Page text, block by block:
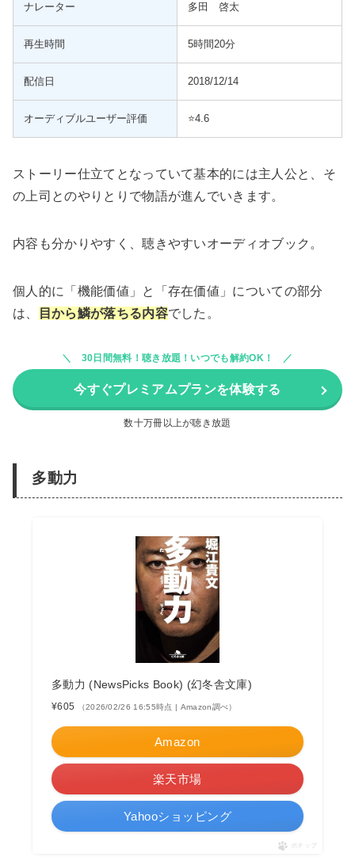
ナレーター 多田 啓太
再生時間 5時間20分
配信日 2018/12/14
オーディブルユーザー評価 ⭐️4.6
ストーリー仕立てとなっていて基本的には主人公と、そ
の上司とのやりとりで物語が進んでいきます。
内容も分かりやすく、聴きやすいオーディオブック。
個人的に「機能価値」と「存在価値」についての部分
は、
目から鱗が落ちる内容でした。
30日間無料！聴き放題！いつでも解約OK！
今すぐプレミアムプランを体験する
数十万冊以上が聴き放題
多動力
多動力 (NewsPicks Book) (幻冬舎文庫)
¥605 （2026/02/26 16:55時点 | Amazon調べ）
Amazon
楽天市場
Yahooショッピング
ポチップ